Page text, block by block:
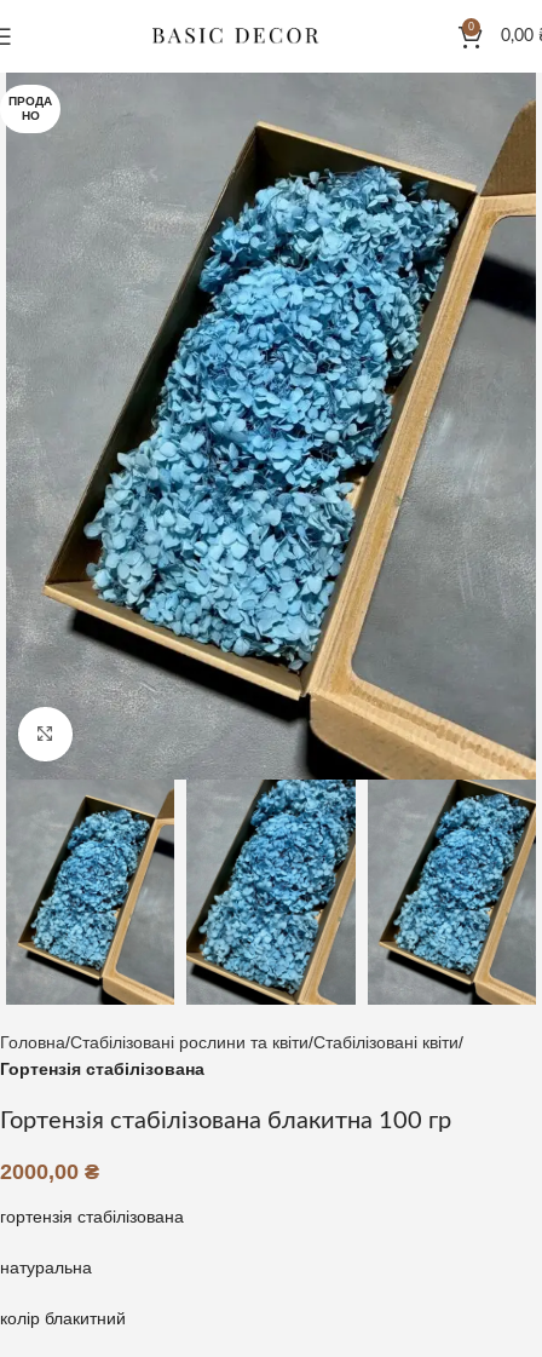
0
0,00
ПРОДА
НО
Клацніть, щоб збільшити
Головна Стабілізовані рослини та квіти Стабілізовані квіти
Гортензія стабілізована
Гортензія стабілізована блакитна 100 гр
2000,00 ₴
гортензія стабілізована
натуральна
колір блакитний